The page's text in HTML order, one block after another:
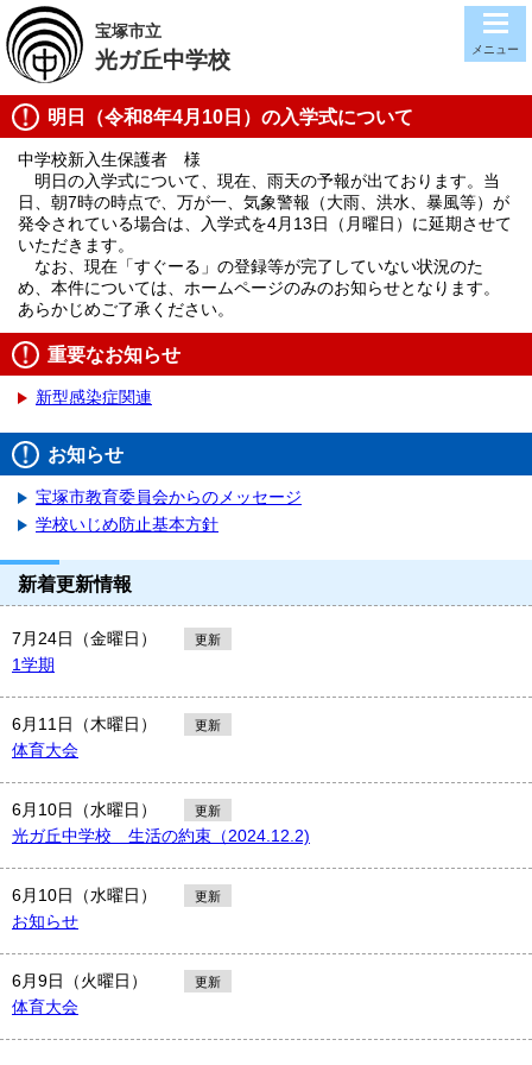
宝塚市立
光ガ丘中学校 メニュー
明日（令和8年4月10日）の入学式について
中学校新入生保護者 様
明日の入学式について、現在、雨天の予報が出ております。当
日、朝7時の時点で、万が一、気象警報（大雨、洪水、暴風等）が
発令されている場合は、入学式を4月13日（月曜日）に延期させて
いただきます。
なお、現在「すぐーる」の登録等が完了していない状況のた
め、本件については、ホームページのみのお知らせとなります。
あらかじめご了承ください。
重要なお知らせ
新型感染症関連
お知らせ
宝塚市教育委員会からのメッセージ
学校いじめ防止基本方針
新着更新情報
7月24日（金曜日） 更新
1学期
6月11日（木曜日） 更新
体育大会
6月10日（水曜日） 更新
光ガ丘中学校 生活の約束（2024.12.2)
6月10日（水曜日） 更新
お知らせ
6月9日（火曜日） 更新
体育大会